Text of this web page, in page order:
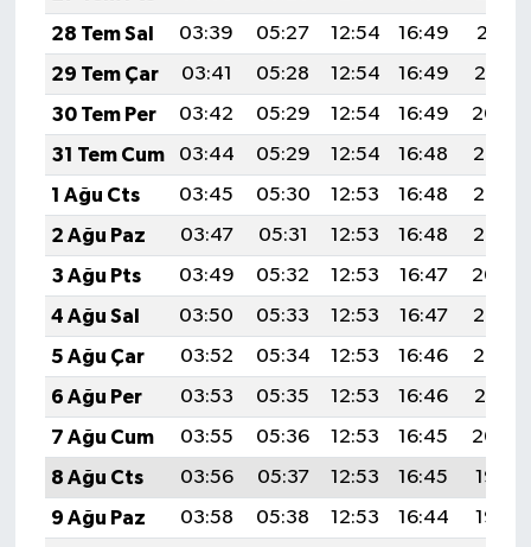
28 Tem Sal
03:39 05:27 12:54 16:49
20:11
29 Tem Çar
03:41 05:28 12:54 16:49
20:10
30 Tem Per
03:42 05:29 12:54 16:49
20:09
31 Tem Cum
03:44 05:29 12:54 16:48
20:08
1 Ağu Cts
03:45 05:30 12:53 16:48
20:07
2 Ağu Paz
03:47 05:31 12:53 16:48
20:05
3 Ağu Pts
03:49 05:32 12:53 16:47
20:04
4 Ağu Sal
03:50 05:33 12:53 16:47
20:03
5 Ağu Çar
03:52 05:34 12:53 16:46
20:02
6 Ağu Per
03:53 05:35 12:53 16:46
20:01
7 Ağu Cum
03:55 05:36 12:53 16:45
20:00
8 Ağu Cts
03:56 05:37 12:53 16:45
19:58
9 Ağu Paz
03:58 05:38 12:53 16:44
19:57